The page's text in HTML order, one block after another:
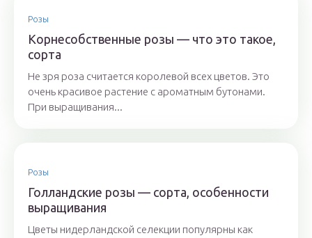
Розы
Корнесобственные розы — что это такое,
сорта
Не зря роза считается королевой всех цветов. Это
очень красивое растение с ароматным бутонами.
При выращивания...
Розы
Голландские розы — сорта, особенности
выращивания
Цветы нидерландской селекции популярны как